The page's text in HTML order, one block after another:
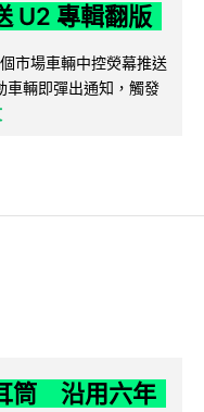
U2 專輯翻版
市場車輛中控熒幕推送
車輛即彈出通知，觸發
筒 沿用六年